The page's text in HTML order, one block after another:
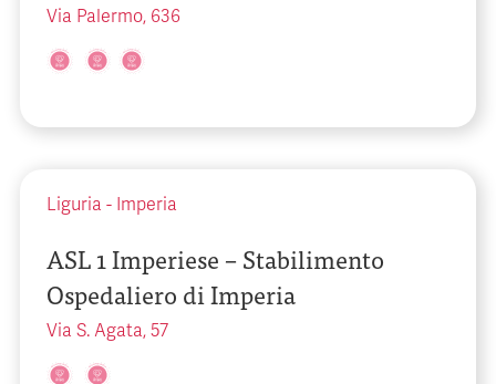
Via Palermo, 636
Liguria - Imperia
ASL 1 Imperiese – Stabilimento
Ospedaliero di Imperia
Via S. Agata, 57